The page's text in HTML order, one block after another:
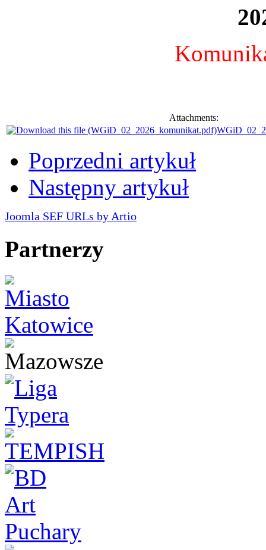
Attachments:
Poprzedni artykuł
Następny artykuł
Joomla SEF URLs by Artio
Partnerzy